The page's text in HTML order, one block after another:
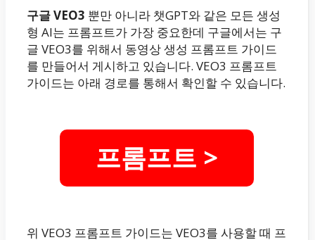
구글 VEO3 뿐만 아니라 챗GPT와 같은 모든 생성
형 AI는 프롬프트가 가장 중요한데 구글에서는 구
글 VEO3를 위해서 동영상 생성 프롬프트 가이드
를 만들어서 게시하고 있습니다. VEO3 프롬프트
가이드는 아래 경로를 통해서 확인할 수 있습니다.
프롬프트 >
위 VEO3 프롬프트 가이드는 VEO3를 사용할 때 프